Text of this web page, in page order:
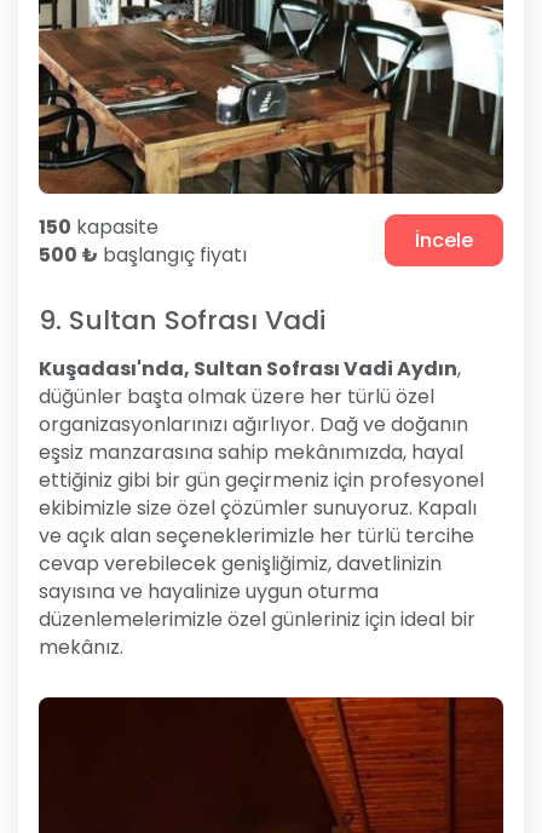
150 kapasite
500 ₺ başlangıç fiyatı İncele
9. Sultan Sofrası Vadi
Kuşadası'nda, Sultan Sofrası Vadi Aydın,
düğünler başta olmak üzere her türlü özel
organizasyonlarınızı ağırlıyor. Dağ ve doğanın
eşsiz manzarasına sahip mekânımızda, hayal
ettiğiniz gibi bir gün geçirmeniz için profesyonel
ekibimizle size özel çözümler sunuyoruz. Kapalı
ve açık alan seçeneklerimizle her türlü tercihe
cevap verebilecek genişliğimiz, davetlinizin
sayısına ve hayalinize uygun oturma
düzenlemelerimizle özel günleriniz için ideal bir
mekânız.